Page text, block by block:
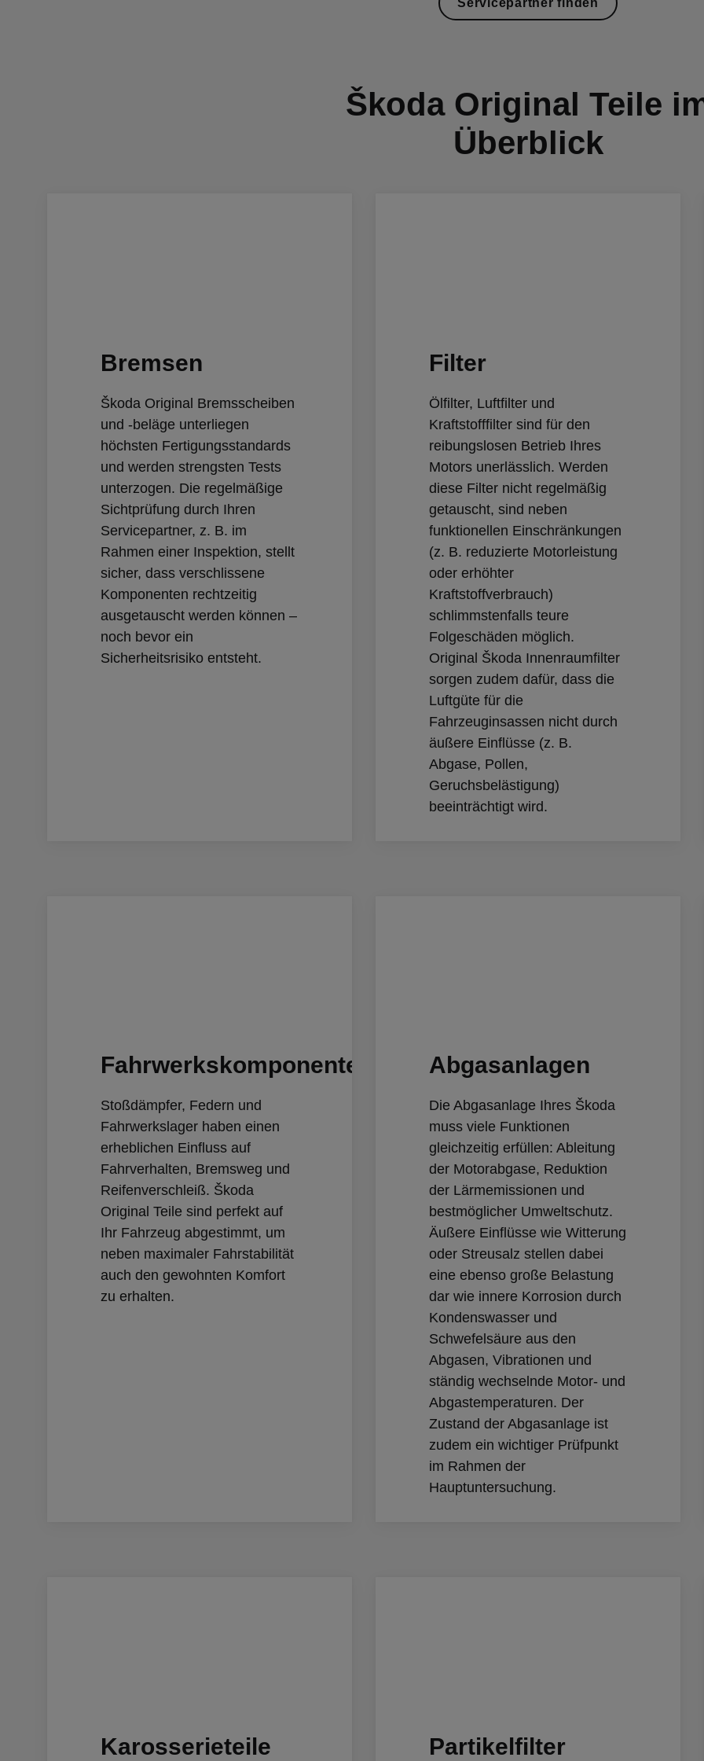
Škoda Original Teile
Überblick
Bremsen
Škoda Original Bremsscheiben
und -beläge unterliegen
höchsten Fertigungsstandards
und werden strengsten Tests
unterzogen. Die regelmäßige
Sichtprüfung durch Ihren
Servicepartner, z. B. im
Rahmen einer Inspektion, stellt
sicher, dass verschlissene
Komponenten rechtzeitig
ausgetauscht werden können –
noch bevor ein
Sicherheitsrisiko entsteht.
Filter
Ölfilter, Luftfilter und
Kraftstofffilter sind für den
reibungslosen Betrieb Ihres
Motors unerlässlich. Werden
diese Filter nicht regelmäßig
getauscht, sind neben
funktionellen Einschränkungen
(z. B. reduzierte Motorleistung
oder erhöhter
Kraftstoffverbrauch)
schlimmstenfalls teure
Folgeschäden möglich.
Original Škoda Innenraumfilter
sorgen zudem dafür, dass die
Luftgüte für die
Fahrzeuginsassen nicht durch
äußere Einflüsse (z. B.
Abgase, Pollen,
Geruchsbelästigung)
beeinträchtigt wird.
Fahrwerkskomponenten
Stoßdämpfer, Federn und
Fahrwerkslager haben einen
erheblichen Einfluss auf
Fahrverhalten, Bremsweg und
Reifenverschleiß. Škoda
Original Teile sind perfekt auf
Ihr Fahrzeug abgestimmt, um
neben maximaler Fahrstabilität
auch den gewohnten Komfort
zu erhalten.
Abgasanlagen
Die Abgasanlage Ihres Škoda
muss viele Funktionen
gleichzeitig erfüllen: Ableitung
der Motorabgase, Reduktion
der Lärmemissionen und
bestmöglicher Umweltschutz.
Äußere Einflüsse wie Witterung
oder Streusalz stellen dabei
eine ebenso große Belastung
dar wie innere Korrosion durch
Kondenswasser und
Schwefelsäure aus den
Abgasen, Vibrationen und
ständig wechselnde Motor- und
Abgastemperaturen. Der
Zustand der Abgasanlage ist
zudem ein wichtiger Prüfpunkt
im Rahmen der
Hauptuntersuchung.
Karosserieteile Partikelfilter